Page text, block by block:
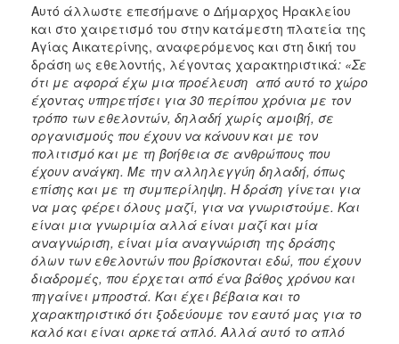
Αυτό άλλωστε επεσήμανε ο Δήμαρχος Ηρακλείου
και στο χαιρετισμό του στην κατάμεστη πλατεία της
Αγίας Αικατερίνης, αναφερόμενος και στη δική του
δράση ως εθελοντής, λέγοντας χαρακτηριστικά: «Σε
ότι με αφορά έχω μια προέλευση από αυτό το χώρο
έχοντας υπηρετήσει για 30 περίπου χρόνια με τον
τρόπο των εθελοντών, δηλαδή χωρίς αμοιβή, σε
οργανισμούς που έχουν να κάνουν και με τον
πολιτισμό και με τη βοήθεια σε ανθρώπους που
έχουν ανάγκη. Με την αλληλεγγύη δηλαδή, όπως
επίσης και με τη συμπερίληψη. Η δράση γίνεται για
να μας φέρει όλους μαζί, για να γνωριστούμε. Και
είναι μια γνωριμία αλλά είναι μαζί και μία
αναγνώριση, είναι μία αναγνώριση της δράσης
όλων των εθελοντών που βρίσκονται εδώ, που έχουν
διαδρομές, που έρχεται από ένα βάθος χρόνου και
πηγαίνει μπροστά. Και έχει βέβαια και το
χαρακτηριστικό ότι ξοδεύουμε τον εαυτό μας για το
καλό και είναι αρκετά απλό. Αλλά αυτό το απλό